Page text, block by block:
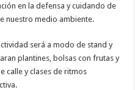
en la defensa y cuidando de
nuestro medio ambiente.
será a modo de stand y
plantines, bolsas con frutas y
calle y clases de ritmos